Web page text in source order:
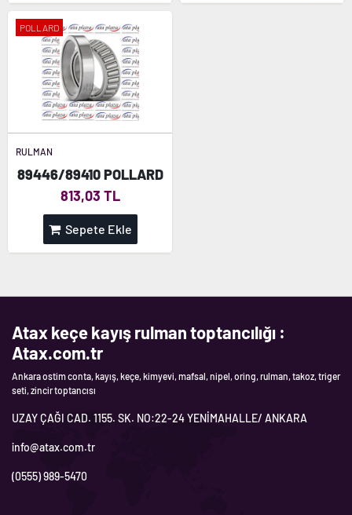
POLLARD
RULMAN
89446/89410 POLLARD
813,03 TL
Sepete Ekle
Atax keçe kayış rulman toptancılığı :
Atax.com.tr
Ankara ostim conta, kayış, keçe, kimyevi, mafsal, nipel, oring, rulman, takoz, triger
seti, zincir toptancısı
UZAY ÇAĞI CAD. 1155. SK. NO:22-24 YENİMAHALLE/ ANKARA
info@atax.com.tr
(0555) 989-5470